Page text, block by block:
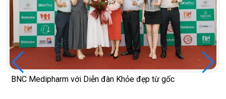
BNC Medipharm với Diễn đàn Khỏe đẹp từ gốc